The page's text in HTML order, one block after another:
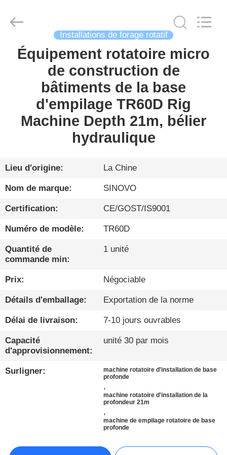
MAISON
PRODUITS
AU
SUJET
NOUS
VISITE
D'USINE
CONTRÔLE
DE
NOUS
Sinovo
Heavy
Reserved.
Installations de forage rotatif
Équipement rotatoire micro
de construction de
bâtiments de la base
d'empilage TR60D Rig
Machine Depth 21m, bélier
hydraulique
Lieu d'origine: La Chine
Nom de marque: SINOVO
Certification: CE/GOST/IS9001
Numéro de modèle: TR60D
Quantité de
commande min:
1 unité
Prix: Négociable
Détails d'emballage: Exportation de la norme
Délai de livraison: 7-10 jours ouvrables
Capacité
d'approvisionnement:
unité 30 par mois
Surligner:
machine rotatoire d'installation de base
profonde
,
machine rotatoire d'installation de la
profondeur 21m
,
machine de empilage rotatoire de base
profonde